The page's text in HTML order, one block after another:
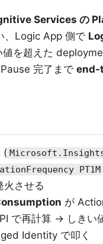
Services の
、Logic App 側で
値を超えた
完了まで end-
(
PT1M
させる
が
で再計算 → しきい
Identity で叩く